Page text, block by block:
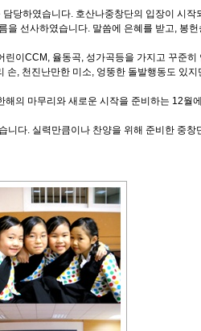
당하였습니다. 호산나중창단의 입장이 시작
선사하였습니다. 말씀에 은혜를 받고, 봉
이CCM, 율동곡, 성가곡등을 가지고 꾸준
, 천진난만한 미소, 엉뚱한 돌발행동도 있
의 마무리와 새로운 시작을 준비하는 12월
다. 실력만큼이나 찬양을 위해 준비한 중창